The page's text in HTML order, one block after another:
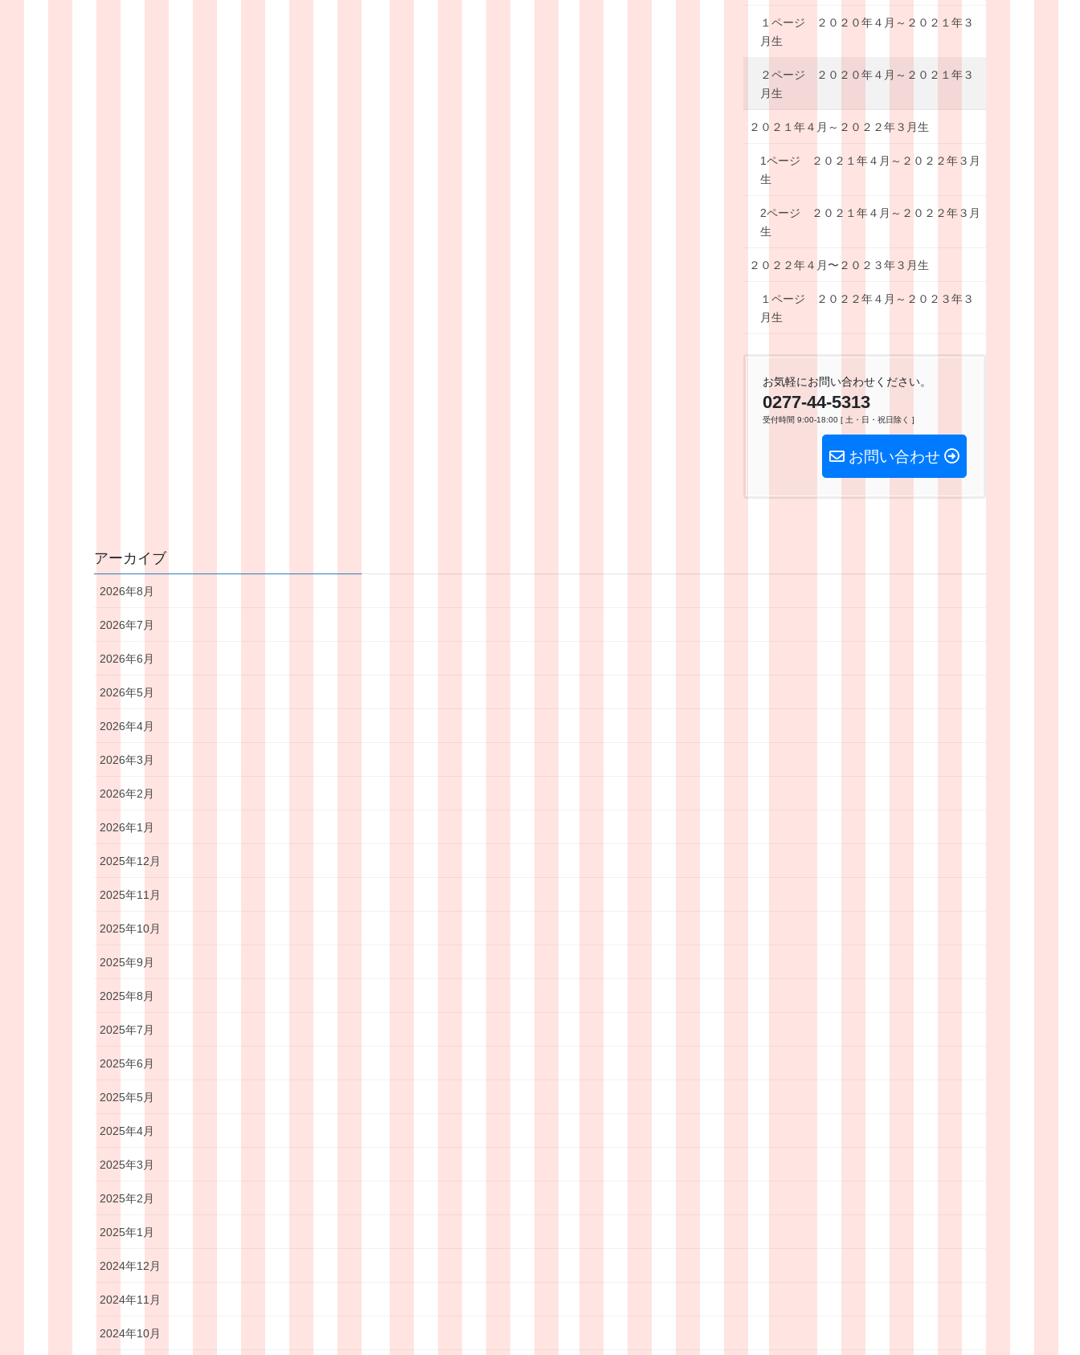
１ページ ２０２０年４月～２０２１年３
月生
２ページ ２０２０年４月～２０２１年３
月生
２０２１年４月～２０２２年３月生
1ページ ２０２１年４月～２０２２年３月
生
2ページ ２０２１年４月～２０２２年３月
生
２０２２年４月〜２０２３年３月生
１ページ ２０２２年４月～２０２３年３
月生
お気軽にお問い合わせください。
0277-44-5313
受付時間 9:00-18:00 [ 土・日・祝日除く ]
お問い合わせ
アーカイブ
2026年8月
2026年7月
2026年6月
2026年5月
2026年4月
2026年3月
2026年2月
2026年1月
2025年12月
2025年11月
2025年10月
2025年9月
2025年8月
2025年7月
2025年6月
2025年5月
2025年4月
2025年3月
2025年2月
2025年1月
2024年12月
2024年11月
2024年10月